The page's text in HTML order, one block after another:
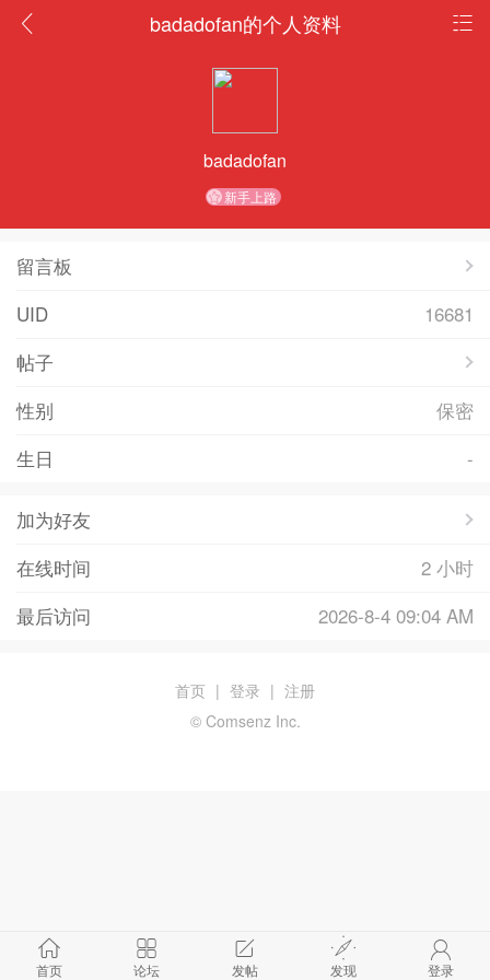
badadofan的个人资料
badadofan
新手上路
留言板
UID
16681
帖子
性别
保密
生日
-
加为好友
在线时间
2 小时
最后访问
2026-8-4 09:04 AM
首页 论坛 发帖 发现 登录
首页 | 登录 | 注册
© Comsenz Inc.